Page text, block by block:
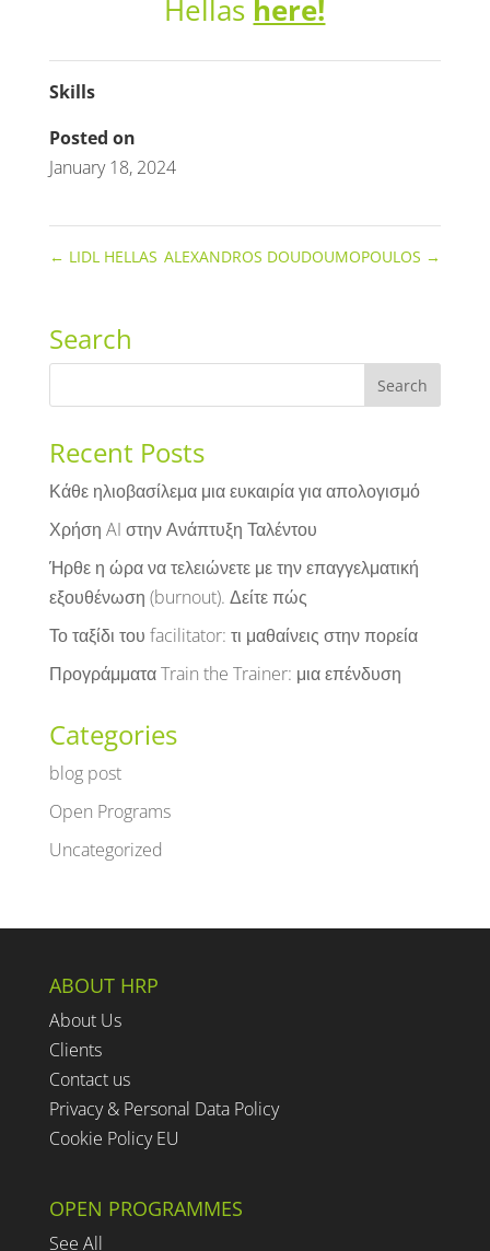
Hellas here!
Skills
Posted on
January 18, 2024
← LIDL HELLAS ALEXANDROS DOUDOUMOPOULOS →
Search
Recent Posts
Κάθε ηλιοβασίλεμα μια ευκαιρία για απολογισμό
Χρήση AI στην Ανάπτυξη Ταλέντου
Ήρθε η ώρα να τελειώνετε με την επαγγελματική
εξουθένωση (burnout). Δείτε πώς
Το ταξίδι του facilitator: τι μαθαίνεις στην πορεία
Προγράμματα Train the Trainer: μια επένδυση
Categories
blog post
Open Programs
Uncategorized
ABOUT HRP
About Us
Clients
Contact us
Privacy & Personal Data Policy
Cookie Policy EU
OPEN PROGRAMMES
See All